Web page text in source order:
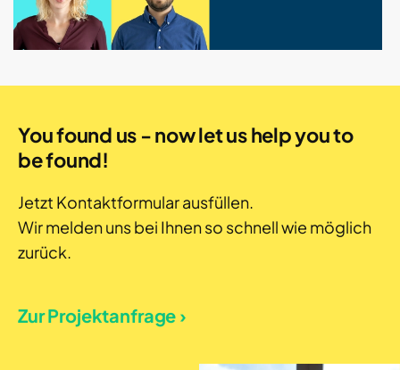
You found us - now let us help you to
be found!
Jetzt Kontaktformular ausfüllen.
Wir melden uns bei Ihnen so schnell wie möglich
zurück.
Zur Projektanfrage ›